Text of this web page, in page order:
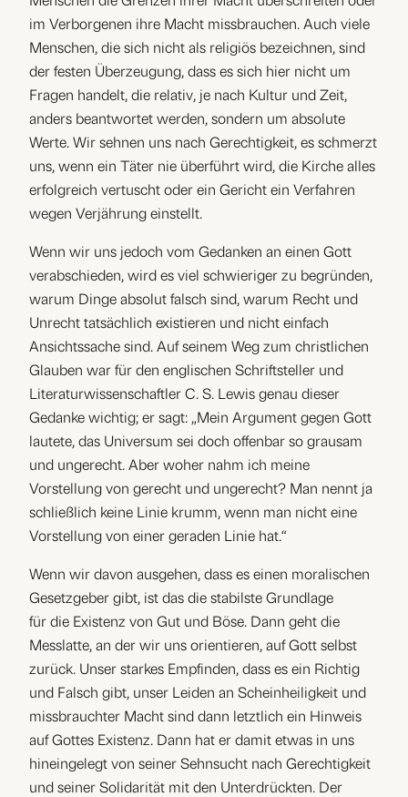
im Verborgenen ihre Macht missbrauchen. Auch viele
Menschen, die sich nicht als religiös bezeichnen, sind
der festen Überzeugung, dass es sich hier nicht um
Fragen handelt, die relativ, je nach Kultur und Zeit,
anders beantwortet werden, sondern um absolute
Werte. Wir sehnen uns nach Gerechtigkeit, es schmerzt
uns, wenn ein Täter nie überführt wird, die Kirche alles
erfolgreich vertuscht oder ein Gericht ein Verfahren
wegen Verjährung einstellt.
Wenn wir uns jedoch vom Gedanken an einen Gott
verabschieden, wird es viel schwieriger zu begründen,
warum Dinge absolut falsch sind, warum Recht und
Unrecht tatsächlich existieren und nicht einfach
Ansichtssache sind. Auf seinem Weg zum christlichen
Glauben war für den englischen Schriftsteller und
Literaturwissenschaftler C. S. Lewis genau dieser
Gedanke wichtig; er sagt: „Mein Argument gegen Gott
lautete, das Universum sei doch offenbar so grausam
und ungerecht. Aber woher nahm ich meine
Vorstellung von gerecht und ungerecht? Man nennt ja
schließlich keine Linie krumm, wenn man nicht eine
Vorstellung von einer geraden Linie hat.“
Wenn wir davon ausgehen, dass es einen moralischen
Gesetzgeber gibt, ist das die stabilste Grundlage
für die Existenz von Gut und Böse. Dann geht die
Messlatte, an der wir uns orientieren, auf Gott selbst
zurück. Unser starkes Empfinden, dass es ein Richtig
und Falsch gibt, unser Leiden an Scheinheiligkeit und
missbrauchter Macht sind dann letztlich ein Hinweis
auf Gottes Existenz. Dann hat er damit etwas in uns
hineingelegt von seiner Sehnsucht nach Gerechtigkeit
und seiner Solidarität mit den Unterdrückten. Der